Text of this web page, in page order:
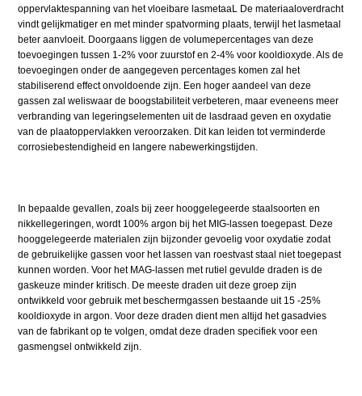
oppervlaktespanning van het vloeibare lasmetaaL De materiaaloverdracht
vindt gelijkmatiger en met minder spatvorming plaats, terwijl het lasmetaal
beter aanvloeit. Doorgaans liggen de volumepercentages van deze
toevoegingen tussen 1-2% voor zuurstof en 2-4% voor kooldioxyde. Als de
toevoegingen onder de aangegeven percentages komen zal het
stabiliserend effect onvoldoende zijn. Een hoger aandeel van deze
gassen zal weliswaar de boogstabiliteit verbeteren, maar eveneens meer
verbranding van legeringselementen uit de lasdraad geven en oxydatie
van de plaatoppervlakken veroorzaken. Dit kan leiden tot verminderde
corrosiebestendigheid en langere nabewerkingstijden.
In bepaalde gevallen, zoals bij zeer hooggelegeerde staalsoorten en
nikkellegeringen, wordt 100% argon bij het MIG-lassen toegepast. Deze
hooggelegeerde materialen zijn bijzonder gevoelig voor oxydatie zodat
de gebruikelijke gassen voor het lassen van roestvast staal niet toegepast
kunnen worden. Voor het MAG-lassen met rutiel gevulde draden is de
gaskeuze minder kritisch. De meeste draden uit deze groep zijn
ontwikkeld voor gebruik met beschermgassen bestaande uit 15 -25%
kooldioxyde in argon. Voor deze draden dient men altijd het gasadvies
van de fabrikant op te volgen, omdat deze draden specifiek voor een
gasmengsel ontwikkeld zijn.